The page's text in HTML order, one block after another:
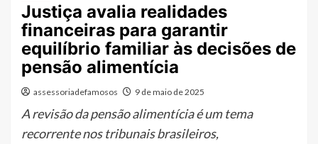
Justiça avalia realidades
financeiras para garantir
equilíbrio familiar às decisões de
pensão alimentícia
assessoriadefamosos 9 de maio de 2025
A revisão da pensão alimentícia é um tema
recorrente nos tribunais brasileiros,